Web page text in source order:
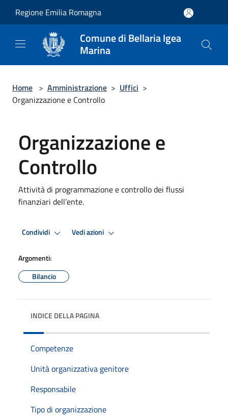
Regione Emilia Romagna
Comune di Bellaria Igea
Marina
Home > Amministrazione > Uffici >
Organizzazione e Controllo
Organizzazione e
Controllo
Attività di programmazione e controllo dei flussi
finanziari dell’ente.
Condividi Vedi azioni
Argomenti:
Bilancio
INDICE DELLA PAGINA
Competenze
Unità organizzativa genitore
Responsabile
Tipo di organizzazione